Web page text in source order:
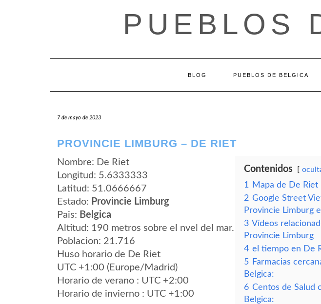
PUEBLOS
BLOG PUEBLOS DE BELGICA
7 de mayo de 2023
PROVINCIE LIMBURG – DE RIET
Nombre: De Riet
Longitud: 5.6333333
Latitud: 51.0666667
Estado: Provincie Limburg
Pais: Belgica
Altitud: 190 metros sobre el nvel del mar.
Poblacion: 21.716
Huso horario de De Riet
UTC +1:00 (Europe/Madrid)
Horario de verano : UTC +2:00
Horario de invierno : UTC +1:00
Contenidos
1
Mapa de De Riet
2 Google Street
Provincie Limburg
3 Vídeos
Provincie Limburg
4 el tiempo en De
5 Farmacias
Belgica:
6 Centos de Salud
Belgica: